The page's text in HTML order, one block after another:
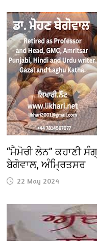
“ਮੈਮੋਰੀ ਲੇਨ” ਕਹਾਣੀ
ਬੇਗੋਵਾਲ, ਅੰਮ੍ਰਿਤਸਰ
22 May 2024